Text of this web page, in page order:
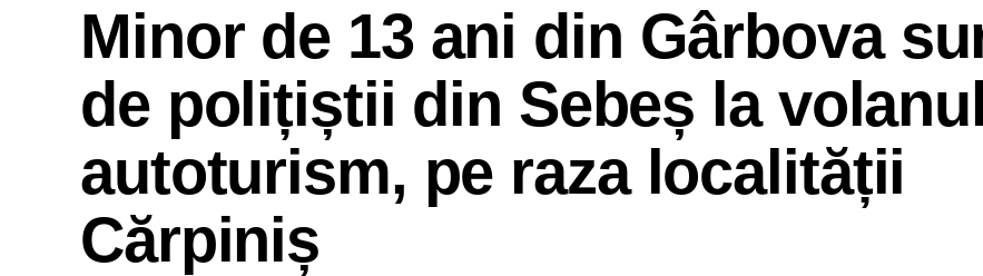
Minor de 13 ani din Gârbova
de polițiștii din Sebeș la
autoturism, pe raza localității
Cărpiniș